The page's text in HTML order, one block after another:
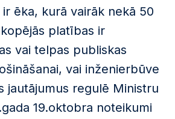
ēka, kurā vairāk nekā 50
platības ir
vai telpas publiskas
vai inženierbūve
jautājumus regulē Ministru
19.oktobra noteikumi